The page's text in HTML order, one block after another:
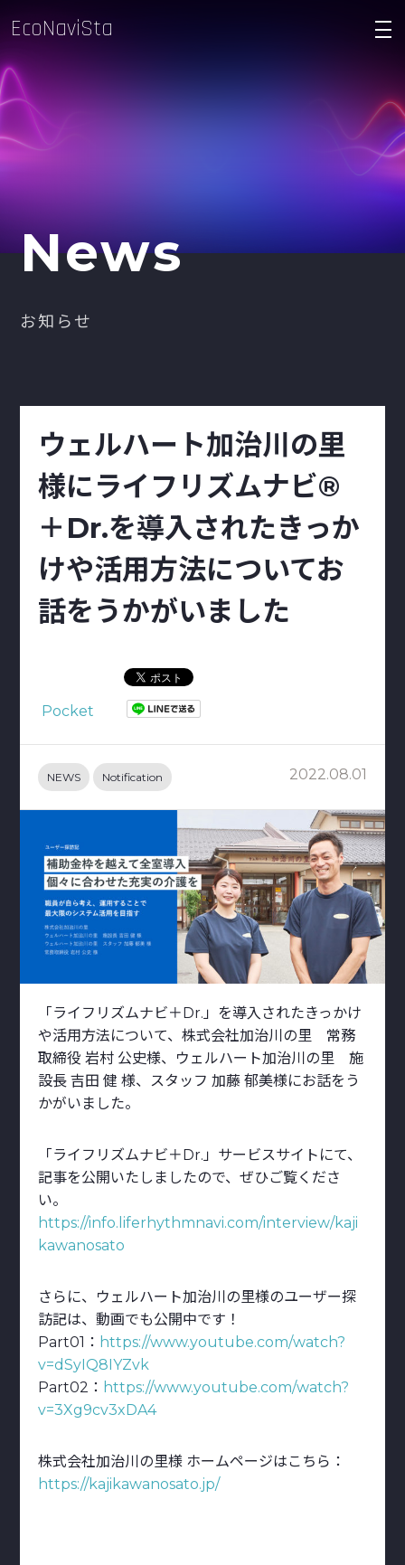
EcoNaviSta density_medium
News
お知らせ
ウェルハート加治川の里
様にライフリズムナビ®
＋Dr.を導入されたきっか
けや活用方法についてお
話をうかがいました
Pocket
NEWS Notification 2022.08.01
「ライフリズムナビ＋Dr.」を導入されたきっかけ
や活用方法について、株式会社加治川の里 常務
取締役 岩村 公史様、ウェルハート加治川の里 施
設長 吉田 健 様、スタッフ 加藤 郁美様にお話をう
かがいました。
「ライフリズムナビ＋Dr.」サービスサイトにて、
記事を公開いたしましたので、ぜひご覧くださ
い。
https://info.liferhythmnavi.com/interview/kaji
kawanosato
さらに、ウェルハート加治川の里様のユーザー探
訪記は、動画でも公開中です！
Part01： https://www.youtube.com/watch?
v=dSyIQ8IYZvk
Part02： https://www.youtube.com/watch?
v=3Xg9cv3xDA4
株式会社加治川の里様 ホームページはこちら：
https://kajikawanosato.jp/